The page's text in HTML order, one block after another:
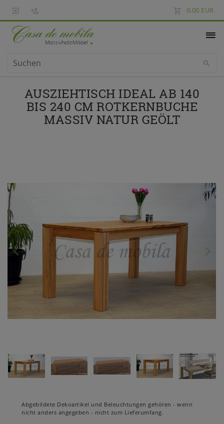
0,00 EUR
AUSZIEHTISCH IDEAL AB 140
BIS 240 CM ROTKERNBUCHE
MASSIV NATUR GEÖLT
Abgebildete Dekoartikel und Beleuchtungen gehören - wenn
nicht anders angegeben - nicht zum Lieferumfang.